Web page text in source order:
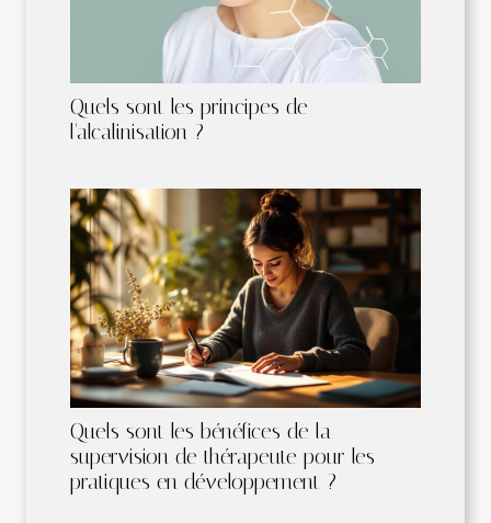
Quels sont les principes de
l'alcalinisation ?
Quels sont les bénéfices de la
supervision de thérapeute pour les
pratiques en développement ?